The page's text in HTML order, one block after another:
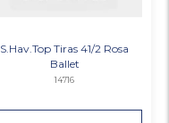
S.Hav.Top Tiras 41/2 Rosa
Ballet
14716